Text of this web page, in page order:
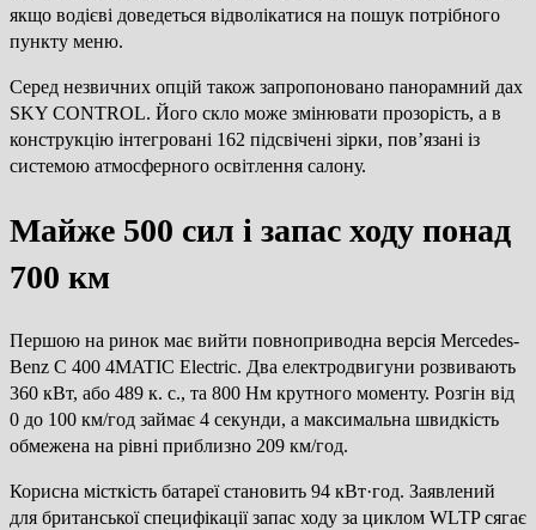
якщо водієві доведеться відволікатися на пошук потрібного
пункту меню.
Серед незвичних опцій також запропоновано панорамний дах
SKY CONTROL. Його скло може змінювати прозорість, а в
конструкцію інтегровані 162 підсвічені зірки, пов’язані із
системою атмосферного освітлення салону.
Майже 500 сил і запас ходу понад
700 км
Першою на ринок має вийти повноприводна версія Mercedes-
Benz C 400 4MATIC Electric. Два електродвигуни розвивають
360 кВт, або 489 к. с., та 800 Нм крутного моменту. Розгін від
0 до 100 км/год займає 4 секунди, а максимальна швидкість
обмежена на рівні приблизно 209 км/год.
Корисна місткість батареї становить 94 кВт·год. Заявлений
для британської специфікації запас ходу за циклом WLTP сягає